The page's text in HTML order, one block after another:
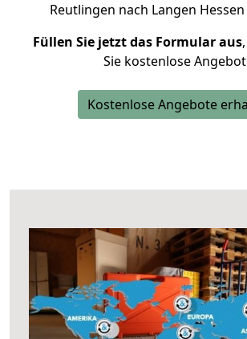
Reutlingen nach Langen
Füllen Sie jetzt das Formular aus
Sie kostenlose
Kostenlose Angebote